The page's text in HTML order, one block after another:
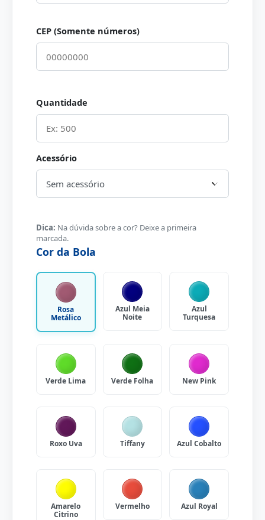
CEP (Somente números)
Quantidade
Acessório
Dica: Na dúvida sobre a cor? Deixe a primeira
marcada.
Cor da Bola
Rosa
Metálico
Azul Meia
Noite
Azul
Turquesa
Verde Lima Verde Folha New Pink
Roxo Uva Tiffany Azul Cobalto
Amarelo
Citrino
Vermelho Azul Royal